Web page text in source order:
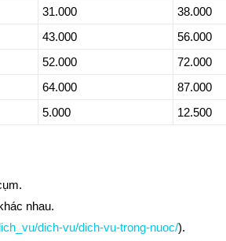
31.000
38.000
43.000
56.000
52.000
72.000
64.000
87.000
5.000 12.500
nhau.
dich-vu/dich-vu-trong-nuoc/).